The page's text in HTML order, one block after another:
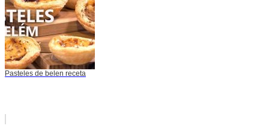
Pasteles de belen receta